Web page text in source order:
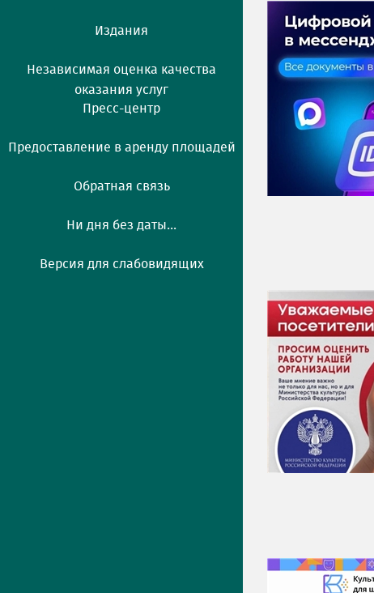
Издания
Независимая оценка качества
оказания услуг
Пресс-центр
Предоставление в аренду площадей
Обратная связь
Ни дня без даты...
Версия для слабовидящих